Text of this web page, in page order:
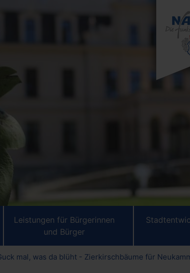
Leistungen für Bürgerinnen
und Bürger
mal, was da blüht - Zierkirschbäume für